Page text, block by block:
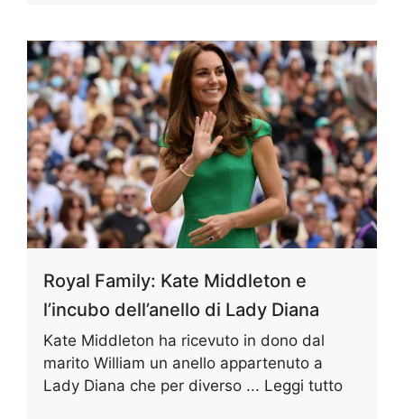
Royal Family: Kate Middleton e
l’incubo dell’anello di Lady Diana
Kate Middleton ha ricevuto in dono dal
marito William un anello appartenuto a
Lady Diana che per diverso ... Leggi tutto